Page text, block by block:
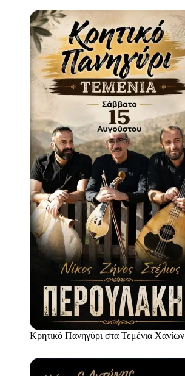
Κρητικό Πανηγύρι στα Τεμένια Χανίων